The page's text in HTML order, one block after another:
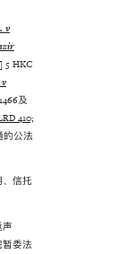
v
5 HKC
及
410;
的公法
信托
委法